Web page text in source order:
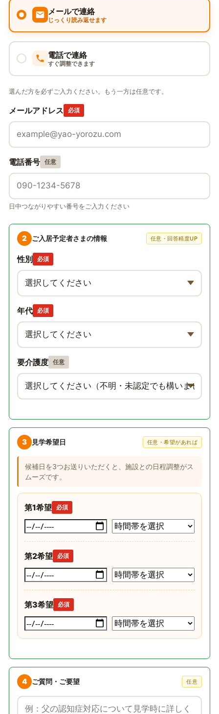
メールで連絡
じっくり読み返せます
電話で連絡
すぐ調整できます
選んだ方を必ずご入力ください。もう一方は任意です。
メールアドレス 必須
電話番号 任意
日中つながりやすい番号をご入力ください
2 ご入居予定者さまの情報 任意・回答精度UP
性別 必須
年代 必須
要介護度 任意
3 見学希望日 任意・希望があれば
候補日を3つお送りいただくと、施設との日程調整がス
ムーズです。
第1希望 必須
第2希望 必須
第3希望 必須
4 ご質問・ご要望 任意
ご質問・ご要望